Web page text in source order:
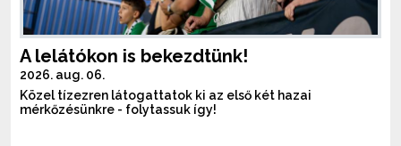
A lelátókon is bekezdtünk!
2026. aug. 06.
Közel tízezren látogattatok ki az első két hazai
mérkőzésünkre - folytassuk így!